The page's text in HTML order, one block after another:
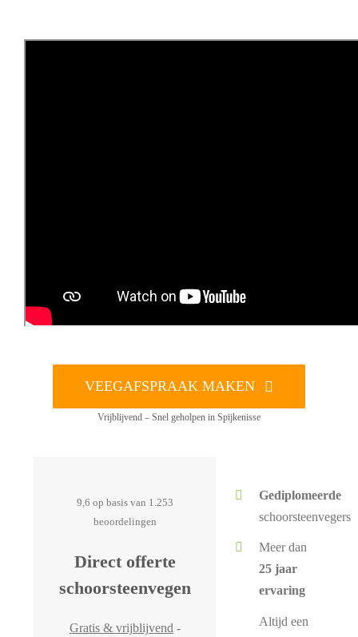
VEEGAFSPRAAK MAKEN
Vrijblijvend – Snel geholpen in Spijkenisse
9,6 op basis van 1.253
beoordelingen
Direct offerte
schoorsteenvegen
Gratis & vrijblijvend -
Gediplomeerde
schoorsteenvegers
Meer dan
25 jaar
ervaring
Altijd een